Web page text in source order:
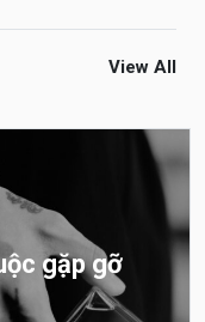
View All
gặp gỡ